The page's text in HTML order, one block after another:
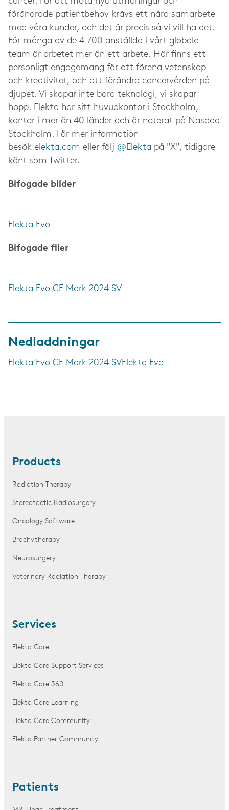
förändrade patientbehov krävs ett nära samarbete
med våra kunder, och det är precis så vi vill ha det.
För många av de 4 700 anställda i vårt globala
team är arbetet mer än ett arbete. Här finns ett
personligt engagemang för att förena vetenskap
och kreativitet, och att förändra cancervården på
djupet. Vi skapar inte bara teknologi, vi skapar
hopp. Elekta har sitt huvudkontor i Stockholm,
kontor i mer än 40 länder och är noterat på Nasdaq
Stockholm. För mer information
besök elekta.com eller följ @Elekta på "X", tidigare
känt som Twitter.
Bifogade bilder
Elekta Evo
Bifogade filer
Elekta Evo CE Mark 2024 SV
Nedladdningar
Elekta Evo CE Mark 2024 SVElekta Evo
Products
Radiation Therapy
Stereotactic Radiosurgery
Oncology Software
Brachytherapy
Neurosurgery
Veterinary Radiation Therapy
Services
Elekta Care
Elekta Care Support Services
Elekta Care 360
Elekta Care Learning
Elekta Care Community
Elekta Partner Community
Patients